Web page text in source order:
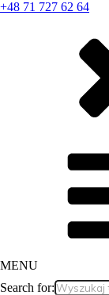
+48 71 727 62 64
MENU
Search for: